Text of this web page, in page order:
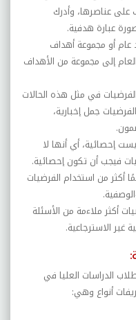
عناصرها، وأدرك
عبارة هدفية.
أو مجموعة أهداف
إلى مجموعة من الأهداف
في مثل هذه الحالات
جمل إخبارية،
إحصائية، أي أنها لا
فيجب أن تكون إحصائية.
أكثر من استخدام الفرضيات
أكثر ملاءمة من الأسئلة
غير الاسترجاعية.
الدراسات العليا في
أنواع وهي: